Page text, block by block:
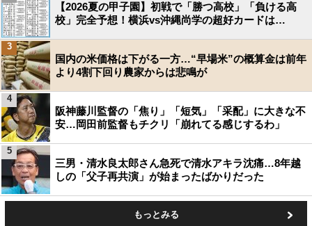
【2026夏の甲子園】初戦で「勝つ高校」「負ける高
校」完全予想！横浜vs沖縄尚学の超好カードは…
国内の米価格は下がる一方…“早場米”の概算金は前年
より4割下回り農家からは悲鳴が
3
阪神藤川監督の「焦り」「短気」「采配」に大きな不
安…岡田前監督もチクリ「崩れてる感じするわ」
4
三男・清水良太郎さん急死で清水アキラ沈痛…8年越
しの「父子再共演」が始まったばかりだった
5
もっとみる